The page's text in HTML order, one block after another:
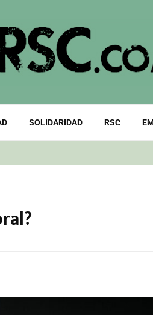
SOLIDARIDAD RSC